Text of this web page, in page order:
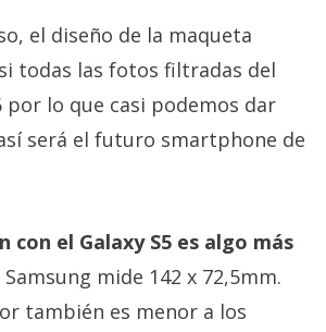
el diseño de la maqueta
todas las fotos filtradas del
lo que casi podemos dar
será el futuro smartphone de
con el Galaxy S5 es algo más
Samsung mide 142 x 72,5mm.
también es menor a los